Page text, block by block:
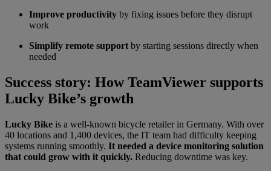
Improve productivity by fixing issues before they disrupt
work
Simplify remote support by starting sessions directly when
needed
Success story: How TeamViewer supports
Lucky Bike’s growth
Lucky Bike is a well-known bicycle retailer in Germany. With over
40 locations and 1,400 devices, the IT team had difficulty keeping
systems running smoothly. It needed a device monitoring solution
that could grow with it quickly. Reducing downtime was key.